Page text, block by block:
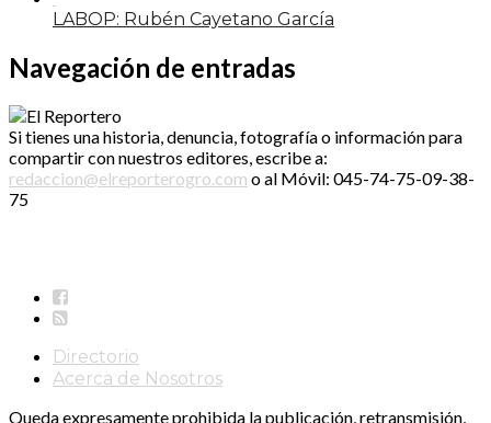
LABOP: Rubén Cayetano García
Navegación de entradas
Si tienes una historia, denuncia, fotografía o información para
compartir con nuestros editores, escribe a:
redaccion@elreporterogro.com o al Móvil: 045-74-75-09-38-
75
Directorio
Acerca de Nosotros
Queda expresamente prohibida la publicación, retransmisión,